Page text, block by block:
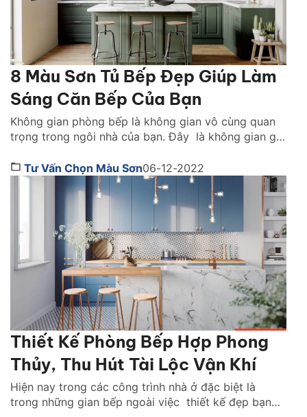
8 Màu Sơn Tủ Bếp Đẹp Giúp Làm
Sáng Căn Bếp Của Bạn
Không gian phòng bếp là không gian vô cùng quan
trọng trong ngôi nhà của bạn. Đây là không gian giữ
không gian bếp sao cho đẹp, thẩm mỹ nhất, nhiều
gia chủ lựa chọn tủ bếp giúp trang trí đồng thời tối
Tư Vấn Chọn Màu Sơn06-12-2022
Thiết Kế Phòng Bếp Hợp Phong
Thủy, Thu Hút Tài Lộc Vận Khí
Hiện nay trong các công trình nhà ở đặc biệt là
trong những gian bếp ngoài việc thiết kế đẹp bạn